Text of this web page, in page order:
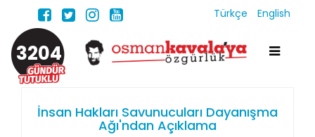
Türkçe English
3204
İnsan Hakları Savunucuları Dayanışma
Ağı'ndan Açıklama